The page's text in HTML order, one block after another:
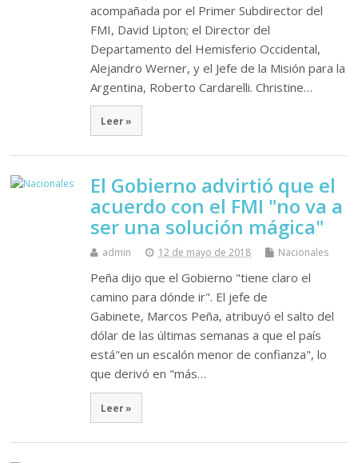
acompañada por el Primer Subdirector del
FMI, David Lipton; el Director del
Departamento del Hemisferio Occidental,
Alejandro Werner, y el Jefe de la Misión para la
Argentina, Roberto Cardarelli. Christine…
Leer »
El Gobierno advirtió que el
acuerdo con el FMI "no va a
ser una solución mágica"
admin 12 de mayo de 2018 Nacionales
Peña dijo que el Gobierno "tiene claro el
camino para dónde ir". El jefe de
Gabinete, Marcos Peña, atribuyó el salto del
dólar de las últimas semanas a que el país
está"en un escalón menor de confianza", lo
que derivó en "más…
Leer »